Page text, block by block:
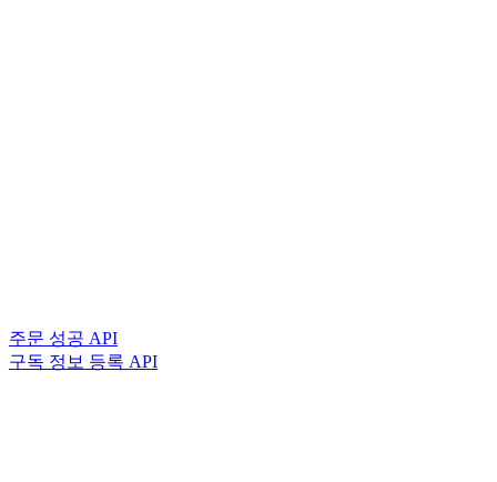
주문 성공 API
구독 정보 등록 API